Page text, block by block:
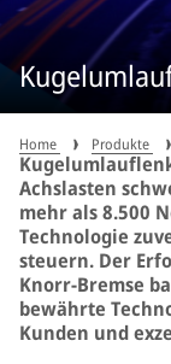
Home Produkte
Achslasten
mehr als 8.500
Technologie
steuern. Der
Knorr-Bremse
bewährte
Kunden und